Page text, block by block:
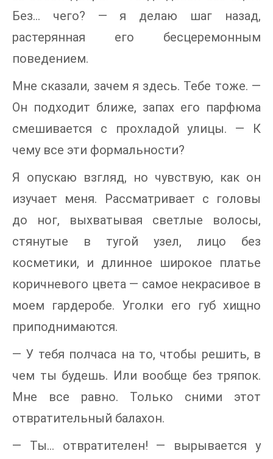
Без... чего? — я делаю шаг назад,
растерянная его бесцеремонным
поведением.
Мне сказали, зачем я здесь. Тебе тоже. —
Он подходит ближе, запах его парфюма
смешивается с прохладой улицы. — К
чему все эти формальности?
Я опускаю взгляд, но чувствую, как он
изучает меня. Рассматривает с головы
до ног, выхватывая светлые волосы,
стянутые в тугой узел, лицо без
косметики, и длинное широкое платье
коричневого цвета — самое некрасивое в
моем гардеробе. Уголки его губ хищно
приподнимаются.
— У тебя полчаса на то, чтобы решить, в
чем ты будешь. Или вообще без тряпок.
Мне все равно. Только сними этот
отвратительный балахон.
— Ты... отвратителен! — вырывается у